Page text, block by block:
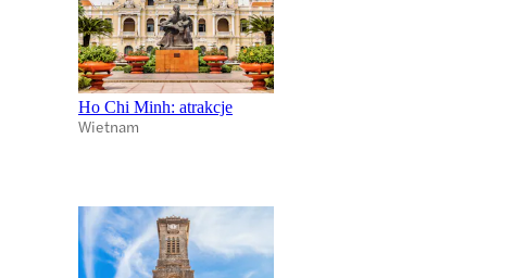
Ho Chi Minh: atrakcje
Wietnam